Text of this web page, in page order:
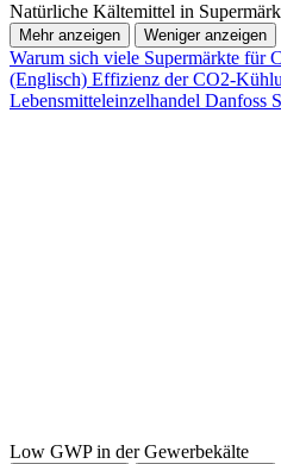
Natürliche Kältemittel in
Mehr anzeigen Weniger anzeigen
Warum sich viele Supermärkte für
(Englisch) Effizienz der CO2-
Lebensmitteleinzelhandel Danfoss
Low GWP in der Gewerbekälte